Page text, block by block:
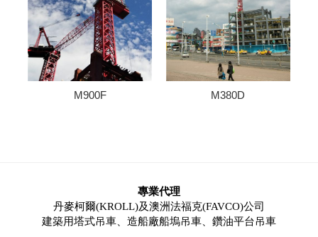
M900F M380D
專業代理
丹麥柯爾(KROLL)及澳洲法福克(FAVCO)公司
建築用塔式吊車、造船廠船塢吊車、鑽油平台吊車